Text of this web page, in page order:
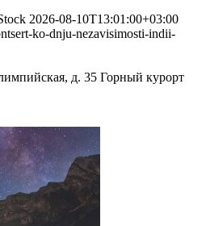
2026-08-10T13:01:00+03:00
ko-dnju-nezavisimosti-indii-
д. 35 Горный курорт